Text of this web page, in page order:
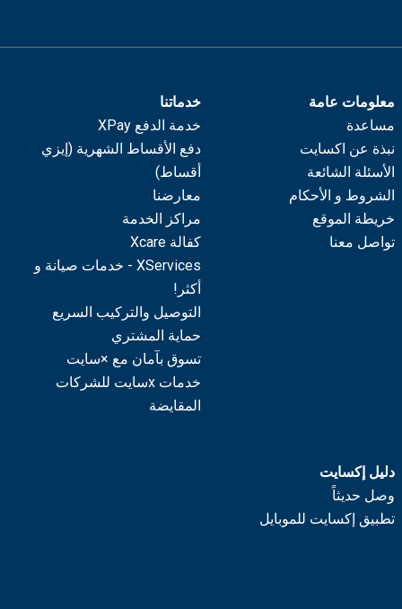
معلومات عامة
مساعدة
نبذة عن اكسايت
الأسئلة الشائعة
الشروط و الأحكام
خريطة الموقع
تواصل معنا
خدماتنا
خدمة الدفع XPay
دفع الأقساط الشهرية (إيزي
أقساط)
معارضنا
مراكز الخدمة
كفالة Xcare
XServices - خدمات صيانة و
أكثر!
التوصيل والتركيب السريع
حماية المشتري
تسوق بآمان مع ×سايت
خدمات xسايت للشركات
المقايضة
دليل إكسايت
وصل حديثاً
تطبيق إكسايت للموبايل